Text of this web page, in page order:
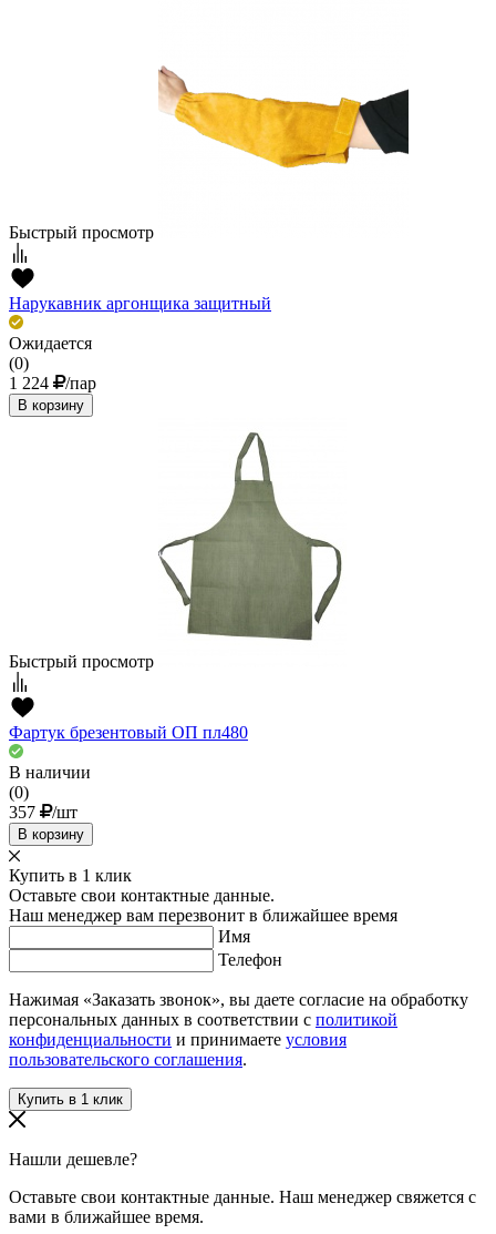
Быстрый просмотр
Нарукавник аргонщика защитный
Ожидается
(0)
1 224
/пар
В корзину
Быстрый просмотр
Фартук брезентовый ОП пл480
В наличии
(0)
357
/шт
В корзину
Купить в 1 клик
Оставьте свои контактные данные.
Наш менеджер вам перезвонит в ближайшее время
Имя
Телефон
Нажимая «Заказать звонок», вы даете согласие на обработку
персональных данных в соответствии с политикой
конфиденциальности и принимаете условия
пользовательского соглашения.
Нашли дешевле?
Оставьте свои контактные данные. Наш менеджер свяжется с
вами в ближайшее время.